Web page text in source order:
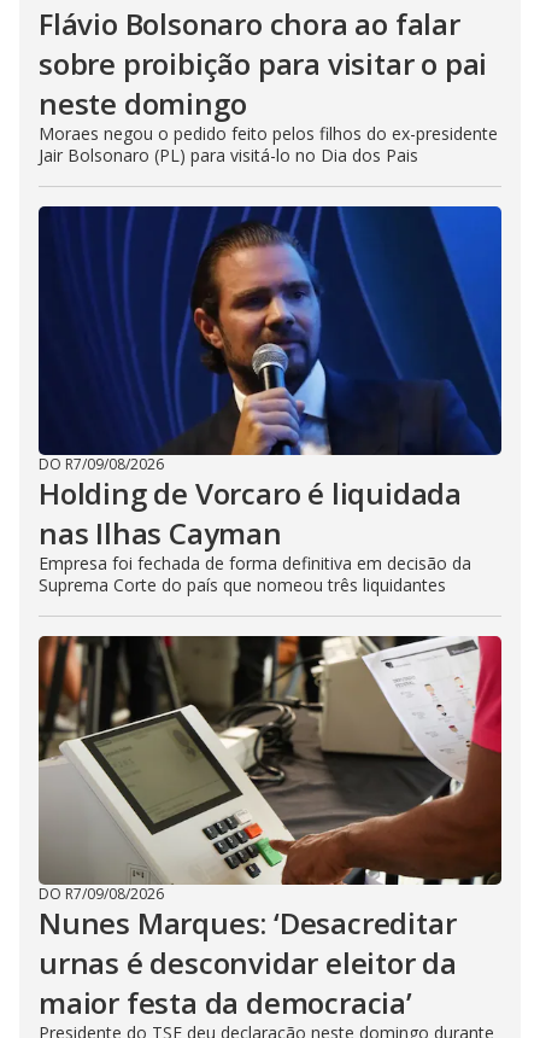
Flávio Bolsonaro chora ao falar
sobre proibição para visitar o pai
neste domingo
Moraes negou o pedido feito pelos filhos do ex-presidente
Jair Bolsonaro (PL) para visitá-lo no Dia dos Pais
DO R7/09/08/2026
Holding de Vorcaro é liquidada
nas Ilhas Cayman
Empresa foi fechada de forma definitiva em decisão da
Suprema Corte do país que nomeou três liquidantes
DO R7/09/08/2026
Nunes Marques: ‘Desacreditar
urnas é desconvidar eleitor da
maior festa da democracia’
Presidente do TSE deu declaração neste domingo durante